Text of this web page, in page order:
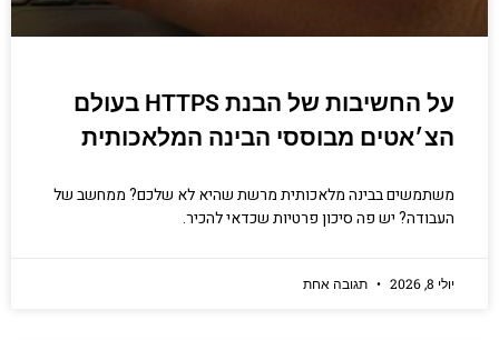
על החשיבות של הבנת HTTPS בעולם
הצ׳אטים מבוססי הבינה המלאכותית
משתמשים בבינה מלאכותית מרשת שהיא לא שלכם? ממחשב של
העבודה? יש פה סיכון פרטיות שכדאי להכיר.
יולי 8, 2026 תגובה אחת